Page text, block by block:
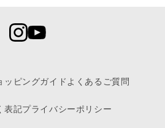
ッピングガイドよくあるご質問
表記プライバシーポリシー